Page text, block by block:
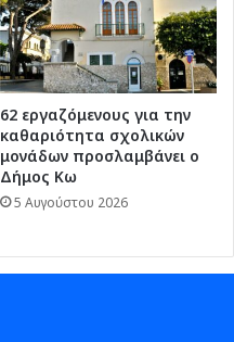
62 εργαζόμενους για την
καθαριότητα σχολικών
μονάδων προσλαμβάνει ο
Δήμος Κω
5 Αυγούστου 2026